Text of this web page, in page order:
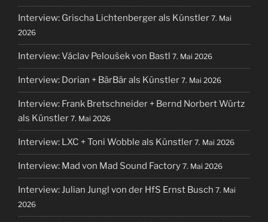
Interview: Grischa Lichtenberger als Künstler 7. Mai
2026
Interview: Václav Peloušek von Bastl 7. Mai 2026
Interview: Dorian + BärBär als Künstler 7. Mai 2026
Interview: Frank Bretschneider + Bernd Norbert Würtz
als Künstler 7. Mai 2026
Interview: LXC + Toni Wobble als Künstler 7. Mai 2026
Interview: Mad von Mad Sound Factory 7. Mai 2026
Interview: Julian Jungl von der HfS Ernst Busch 7. Mai
2026